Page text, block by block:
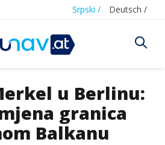
Srpski / Deutsch /
u Berlinu:
granica
Balkanu